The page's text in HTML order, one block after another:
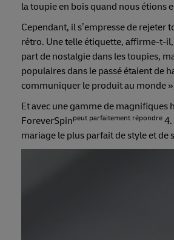
la toupie en bois quand nous étions
Cependant, il s’empresse de rejeter
rétro. Une telle étiquette, affirme-t-
part de nostalgie dans les toupies,
populaires dans le passé étaient de
communiquer le produit au monde
Et avec une gamme de magnifiques
ForeverSpinpeut parfaitement répondre 4.
mariage le plus parfait de style et de